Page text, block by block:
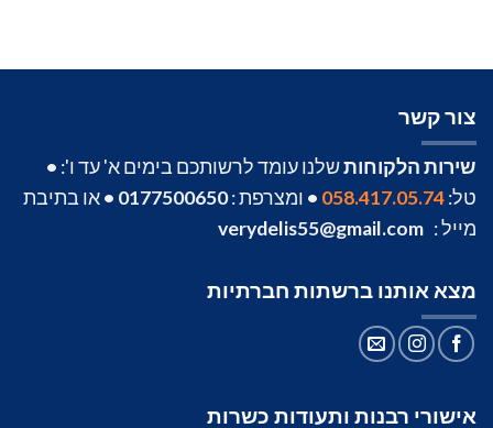
צור קשר
שירות הלקוחותשלנו עומד לרשותכם בימים א' עד ו': •
טל:058.417.05.74
• ומצרפת :0177500650
•או בתיבת
מייל : verydelis55@gmail.com
מצא אותנו ברשתות חברתיות
אישורי רבנות ותעודות כשרות